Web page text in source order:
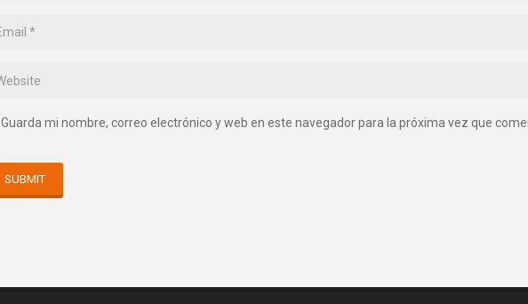
Guarda mi nombre, correo electrónico y web en este navegador para la próxima vez que